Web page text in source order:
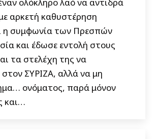
αρκετή καθυστέρηση
η συμφωνία των Πρεσπών
και έδωσε εντολή στους
τα στελέχη της να
στον ΣΥΡΙΖΑ, αλλά να μη
ονόματος, παρά μόνον
και…